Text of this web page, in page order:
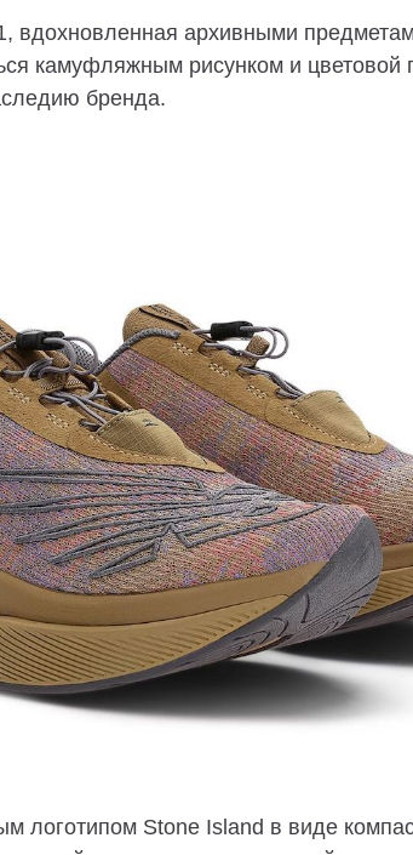
вдохновленная архивными
камуфляжным рисунком и цветовой
бренда.
логотипом Stone Island в виде